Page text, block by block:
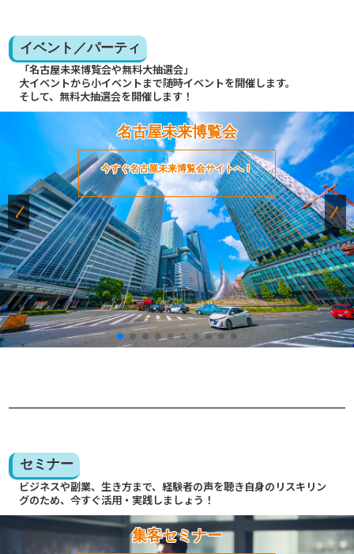
イベント／パーティ
「名古屋未来博覧会や無料大抽選会」
大イベントから小イベントまで随時イベントを開催します。
そして、無料大抽選会を開催します！
名古屋未来博覧会
今すぐ名古屋未来博覧会サイトへ！
セミナー
ビジネスや副業、生き方まで、経験者の声を聴き自身のリスキリン
グのため、今すぐ活用・実践しましょう！
集客セミナー